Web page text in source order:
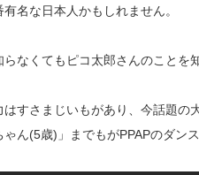
名な日本人かもしれません。
なくてもピコ太郎さんのことを
はすさまじいもがあり、今話題
ん(5歳)」までもがPPAPのダン